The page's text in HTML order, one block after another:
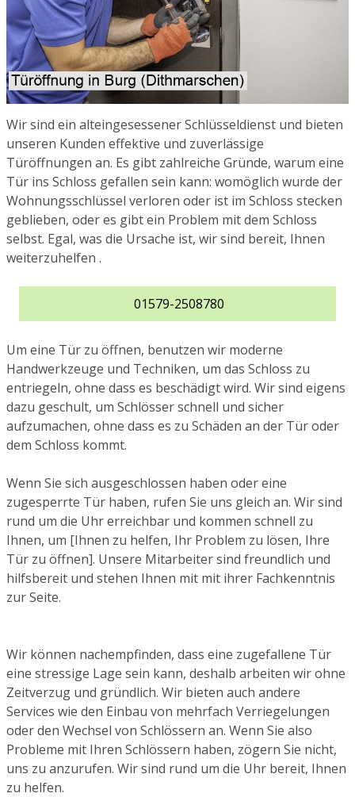
Wir sind ein alteingesessener Schlüsseldienst und bieten
unseren Kunden effektive und zuverlässige
Türöffnungen an. Es gibt zahlreiche Gründe, warum eine
Tür ins Schloss gefallen sein kann: womöglich wurde der
Wohnungsschlüssel verloren oder ist im Schloss stecken
geblieben, oder es gibt ein Problem mit dem Schloss
selbst. Egal, was die Ursache ist, wir sind bereit, Ihnen
weiterzuhelfen .
01579-2508780
Um eine Tür zu öffnen, benutzen wir moderne
Handwerkzeuge und Techniken, um das Schloss zu
entriegeln, ohne dass es beschädigt wird. Wir sind eigens
dazu geschult, um Schlösser schnell und sicher
aufzumachen, ohne dass es zu Schäden an der Tür oder
dem Schloss kommt.
Wenn Sie sich ausgeschlossen haben oder eine
zugesperrte Tür haben, rufen Sie uns gleich an. Wir sind
rund um die Uhr erreichbar und kommen schnell zu
Ihnen, um [Ihnen zu helfen, Ihr Problem zu lösen, Ihre
Tür zu öffnen]. Unsere Mitarbeiter sind freundlich und
hilfsbereit und stehen Ihnen mit mit ihrer Fachkenntnis
zur Seite.
Wir können nachempfinden, dass eine zugefallene Tür
eine stressige Lage sein kann, deshalb arbeiten wir ohne
Zeitverzug und gründlich. Wir bieten auch andere
Services wie den Einbau von mehrfach Verriegelungen
oder den Wechsel von Schlössern an. Wenn Sie also
Probleme mit Ihren Schlössern haben, zögern Sie nicht,
uns zu anzurufen. Wir sind rund um die Uhr bereit, Ihnen
zu helfen.